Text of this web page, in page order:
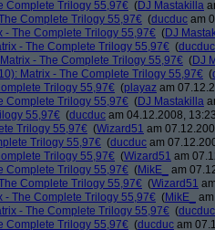
Complete Trilogy 55,97€ (DJ Mastakilla
Complete Trilogy 55,97€ (ducduc am
- The Complete Trilogy 55,97€ (DJ
- The Complete Trilogy 55,97€ (ducduc
- The Complete Trilogy 55,97€ (DJ
Matrix - The Complete Trilogy 55,97€ (
Trilogy 55,97€ (playaz am
Complete Trilogy 55,97€ (DJ Mastakilla
55,97€ (ducduc am 04.12.2008,
Trilogy 55,97€ (Wizard51 am
Trilogy 55,97€ (ducduc am
Trilogy 55,97€ (Wizard51 am
Complete Trilogy 55,97€ (MikE_
am
Complete Trilogy 55,97€ (Wizard51
- The Complete Trilogy 55,97€ (MikE_
- The Complete Trilogy 55,97€ (ducduc
Complete Trilogy 55,97€ (ducduc am